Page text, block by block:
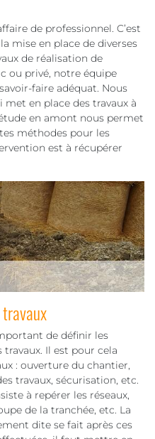
de professionnel. C’est
mise en place de diverses
de réalisation de
ou privé, notre équipe
faire adéquat. Nous
en place des travaux à
en amont nous permet
méthodes pour les
est à récupérer
de définir les
Il est pour cela
: ouverture du chantier,
travaux, sécurisation, etc.
à repérer les réseaux,
de la tranchée, etc. La
dite se fait après ces